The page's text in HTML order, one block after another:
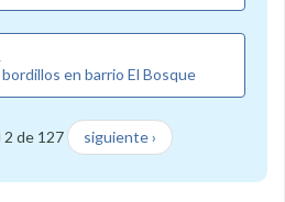
en barrio El Bosque
2 de 127 siguiente ›